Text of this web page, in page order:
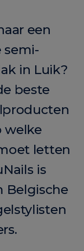
een
semi-
in Luik?
beste
welke
letten
is
Belgische